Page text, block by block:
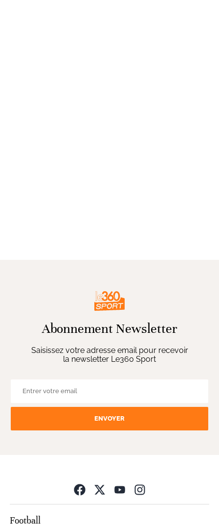
Abonnement Newsletter
Saisissez votre adresse email pour recevoir
la newsletter Le360 Sport
ENVOYER
Football